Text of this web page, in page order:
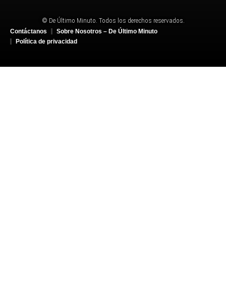
© De Último Minuto. Todos los derechos reservados.
Contáctanos
Sobre Nosotros – De Último Minuto
Política de privacidad